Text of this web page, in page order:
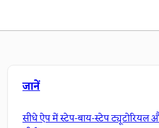
जानें
सीधे ऐप में स्टेप-बाय-स्टेप ट्यूटोरियल